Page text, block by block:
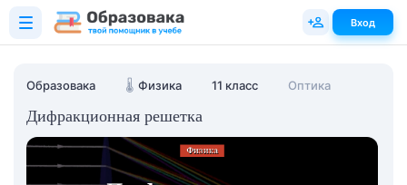
Образовака 🌡️ Физика 11 класс Оптика
Дифракционная решетка
Вход